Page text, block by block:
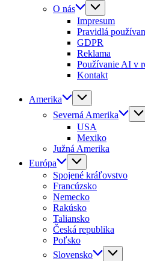
O nás
Impresum
Pravidlá
GDPR
Reklama
Používanie AI v
Kontakt
Amerika
Severná Amerika
USA
Mexiko
Južná Amerika
Európa
Spojené kráľovstvo
Francúzsko
Nemecko
Rakúsko
Taliansko
Česká republika
Poľsko
Slovensko